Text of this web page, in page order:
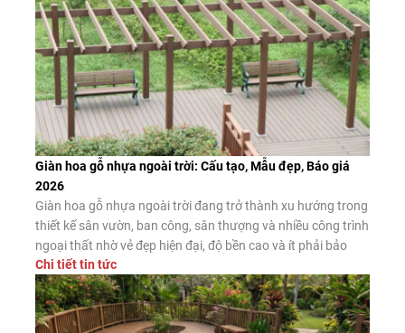
Giàn hoa gỗ nhựa ngoài trời: Cấu tạo, Mẫu đẹp, Báo giá
2026
Giàn hoa gỗ nhựa ngoài trời đang trở thành xu hướng trong
thiết kế sân vườn, ban công, sân thượng và nhiều công trình
ngoại thất nhờ vẻ đẹp hiện đại, độ bền cao và ít phải bảo
dưỡng. Đây là giải pháp thay thế hiệu quả cho giàn hoa gỗ
tự nhiên và giàn […]
Chi tiết tin tức